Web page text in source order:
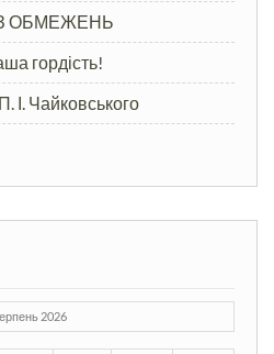
ОБМЕЖЕНЬ
гордість!
І. Чайковського
2026